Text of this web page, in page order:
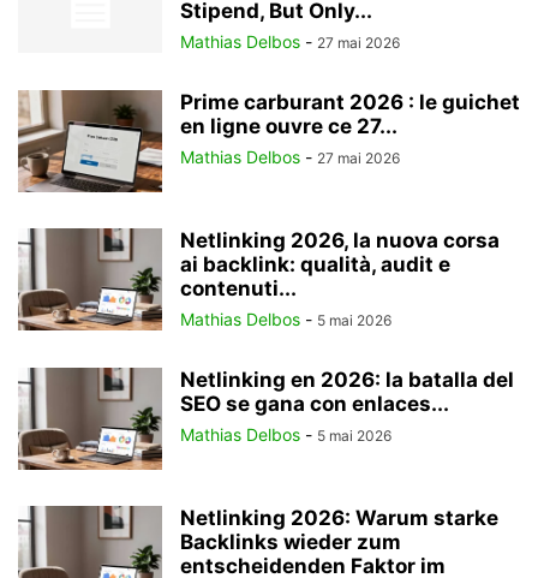
Stipend, But Only...
Mathias Delbos - 27 mai 2026
Prime carburant 2026 : le guichet
en ligne ouvre ce 27...
Mathias Delbos - 27 mai 2026
Netlinking 2026, la nuova corsa
ai backlink: qualità, audit e
contenuti...
Mathias Delbos - 5 mai 2026
Netlinking en 2026: la batalla del
SEO se gana con enlaces...
Mathias Delbos - 5 mai 2026
Netlinking 2026: Warum starke
Backlinks wieder zum
entscheidenden Faktor im